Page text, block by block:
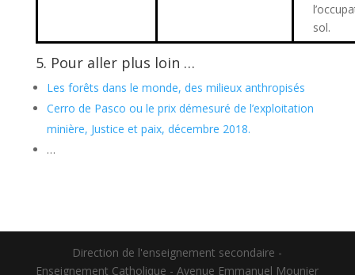
sol.
5. Pour aller plus loin …
Les forêts dans le monde, des milieux anthropisés
Cerro de Pasco ou le prix démesuré de l’exploitation
minière, Justice et paix, décembre 2018.
…
Direction de l'enseignement secondaire -
Enseignement Catholique - Avenue Emmanuel Mounier